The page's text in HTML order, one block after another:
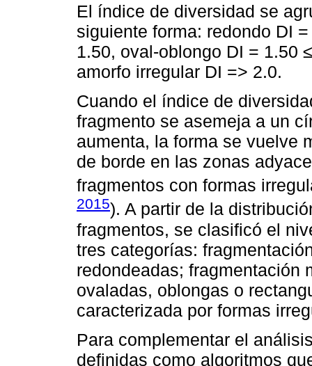
El índice de diversidad se
siguiente forma: redondo DI
1.50, oval-oblongo DI = 1.50
amorfo irregular DI => 2.0.
Cuando el índice de
fragmento se asemeja a un
aumenta, la forma se vuelve
de borde en las zonas
fragmentos con formas
2015). A partir de la
fragmentos, se clasificó el
tres categorías:
redondeadas; fragmentación
ovaladas, oblongas o
caracterizada por formas
Para complementar el
definidas como algoritmos